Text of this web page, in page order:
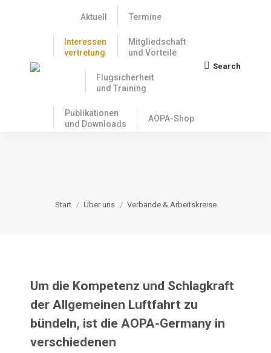
Aktuell Termine
Interessen
vertretung
Mitgliedschaft
und Vorteile
Flugsicherheit
und Training
Publikationen
und Downloads
AOPA-Shop
Search:
Search
Sie befinden sich hier:
Start Über uns Verbände & Arbeitskreise
Um die Kompetenz und Schlagkraft
der Allgemeinen Luftfahrt zu
bündeln, ist die AOPA-Germany in
verschiedenen